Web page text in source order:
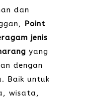
dan
Point
jenis
yang
dengan
Baik untuk
wisata,